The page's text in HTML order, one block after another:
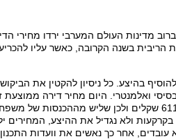
מדינות העולם המערבי ירדו מחירי
הריבית בשנה הקרובה, כאשר עליו
בהיצע. כל ניסיון להקטין את
ואלמנטרי. היום מחיר דירה ממוצעת
מאות אלף, היום ההיקף של המשכנתא הממוצעת זה 611,000 שקלים ולכן שליש
ולא נגדיל את ההיצע, המחירים
עובדים, אחר כך נאשים את וועדות